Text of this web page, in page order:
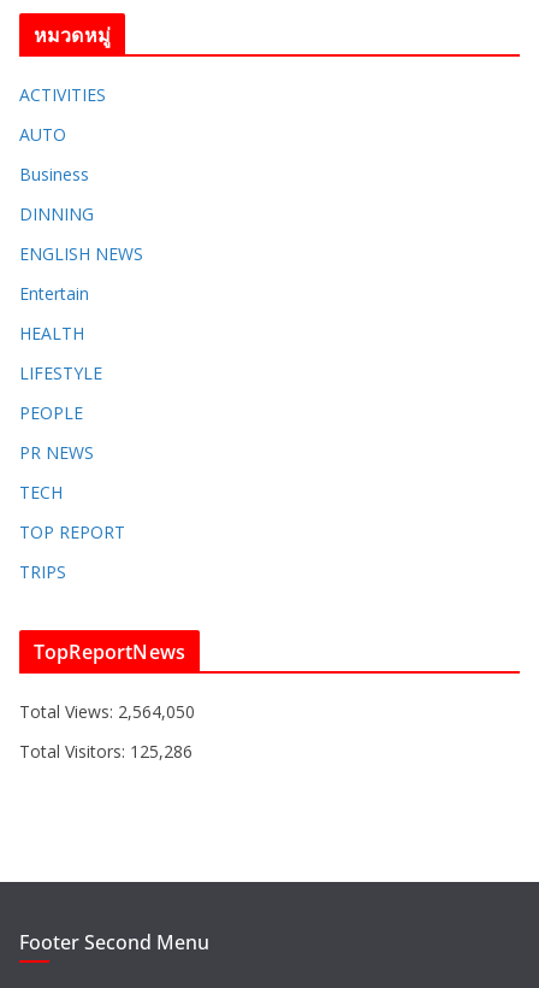
หมวดหมู่
ACTIVITIES
AUTO
Business
DINNING
ENGLISH​ NEWS
Entertain
HEALTH
LIFESTYLE
PEOPLE
PR NEWS
TECH
TOP REPORT
TRIPS
TopReportNews
Total Views: 2,564,050
Total Visitors: 125,286
Footer Second Menu